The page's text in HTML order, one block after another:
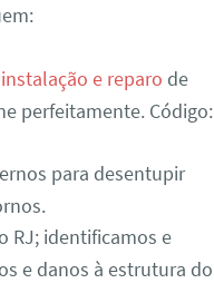
instalação e reparo de
perfeitamente. Código:
para desentupir
RJ; identificamos e
e danos à estrutura do